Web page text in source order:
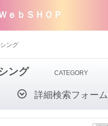
ｅｂＳＨＯＰ
シング
ング CATEGORY
詳細検索フォーム